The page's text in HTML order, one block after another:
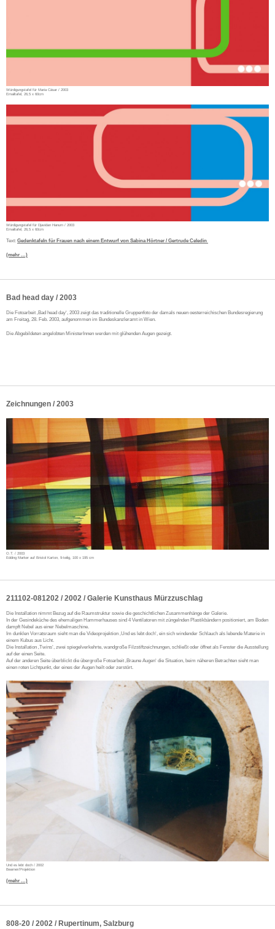
Würdigungstafel für Maria Cäsar / 2003
Emailtafel, 26,5 x 60cm
Würdigungstafel für Djavidan Hanum / 2003
Emailtafel, 26,5 x 60cm
Text: Gedenktafeln für Frauen nach einem Entwurf von Sabina Hörtner / Gertrude Celedin
(mehr …)
Bad head day / 2003
Die Fotoarbeit ‚Bad head day‘, 2003 zeigt das traditionelle Gruppenfoto der damals neuen oesterreichischen Bundesregierung
am Freitag, 28. Feb. 2003, aufgenommen im Bundeskanzleramt in Wien.
Die Abgebildeten angelobten MinisterInnen werden mit glühenden Augen gezeigt.
Zeichnungen / 2003
O.T. / 2003
Edding Marker auf Bristol Karton, 9-teilig, 100 x 195 cm
211102-081202 / 2002 / Galerie Kunsthaus Mürzzuschlag
Die Installation nimmt Bezug auf die Raumstruktur sowie die geschichtlichen Zusammenhänge der Galerie.
In der Gesindeküche des ehemaligen Hammerhauses sind 4 Ventilatoren mit züngelnden Plastikbändern positioniert, am Boden
dampft Nebel aus einer Nebelmaschine.
Im dunklen Vorratsraum sieht man die Videoprojektion ‚Und es lebt doch‘, ein sich windender Schlauch als lebende Materie in
einem Kubus aus Licht.
Die Installation ‚Twins‘, zwei spiegelverkehrte, wandgroße Filzstiftzeichnungen, schließt oder öffnet als Fenster die Ausstellung
auf der einen Seite.
Auf der anderen Seite überblickt die übergroße Fotoarbeit ‚Braune Augen‘ die Situation, beim näheren Betrachten sieht man
einen roten Lichtpunkt, der eines der Augen heilt oder zerstört.
Und es lebt doch / 2002
Beamer/Projektion
(mehr …)
808-20 / 2002 / Rupertinum, Salzburg